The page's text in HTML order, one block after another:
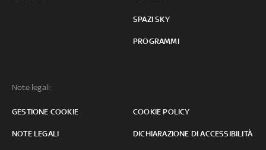
SPAZI SKY
PROGRAMMI
Note legali:
GESTIONE COOKIE COOKIE POLICY
NOTE LEGALI DICHIARAZIONE DI ACCESSIBILITÀ